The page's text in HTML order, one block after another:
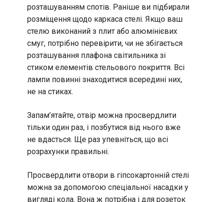
розташуванням спотів. Раніше ви підбирали
розміщення щодо каркаса стелі. Якщо ваш
стелю виконаний з плит або алюмінієвих
смуг, потрібно перевірити, чи не збігається
розташування плафона світильника зі
стиком елементів стельового покриття. Всі
лампи повинні знаходитися всередині них,
не на стиках.
Запам’ятайте, отвір можна просвердлити
тільки один раз, і позбутися від нього вже
не вдасться. Ще раз упевніться, що всі
розрахунки правильні.
Просвердлити отвори в гіпсокартонній стелі
можна за допомогою спеціальної насадки у
вигляді кола. Вона ж потрібна і для розеток